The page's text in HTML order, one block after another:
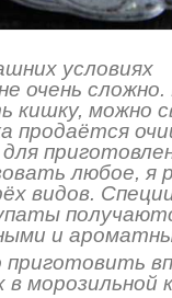
условиях
очень сложно.
кишку, можно
продаётся
любое, я
видов.
и
в морозильной